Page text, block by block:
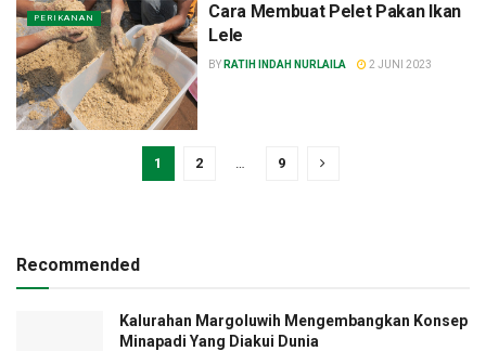
PERIKANAN
Cara Membuat Pelet Pakan Ikan
Lele
BY RATIH INDAH NURLAILA 2 JUNI 2023
1 2 9
Recommended
Kalurahan Margoluwih Mengembangkan Konsep
Minapadi Yang Diakui Dunia